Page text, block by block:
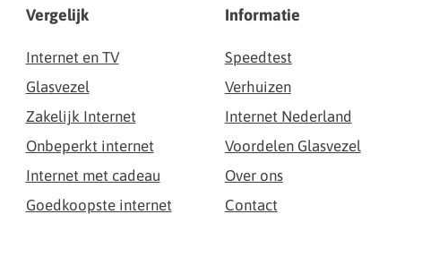
Vergelijk
Internet en TV
Glasvezel
Zakelijk Internet
Onbeperkt internet
Internet met cadeau
Goedkoopste internet
Informatie
Speedtest
Verhuizen
Internet Nederland
Voordelen Glasvezel
Over ons
Contact